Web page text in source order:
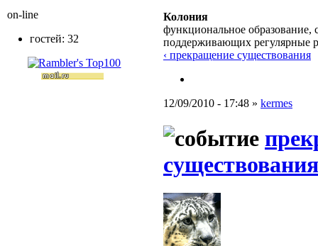
Колония
функциональное образование,
поддерживающих регулярные
‹ прекращение существования
12/09/2010 - 17:48 » kermes
существования
on-line
гостей: 32